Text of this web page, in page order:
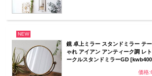
NEW
鏡 卓上ミラー スタンドミラー テ
ゃれ アイアン アンティーク調 レ
ークルスタンドミラーGD
価格